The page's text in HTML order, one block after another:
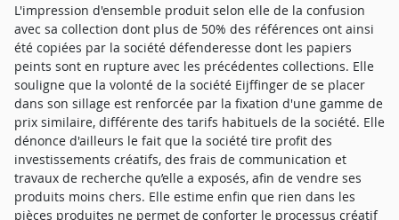
L'impression d'ensemble produit selon elle de la confusion
avec sa collection dont plus de 50% des références ont ainsi
été copiées par la société défenderesse dont les papiers
peints sont en rupture avec les précédentes collections. Elle
souligne que la volonté de la société Eijffinger de se placer
dans son sillage est renforcée par la fixation d'une gamme de
prix similaire, différente des tarifs habituels de la société. Elle
dénonce d'ailleurs le fait que la société tire profit des
investissements créatifs, des frais de communication et
travaux de recherche qu’elle a exposés, afin de vendre ses
produits moins chers. Elle estime enfin que rien dans les
pièces produites ne permet de conforter le processus créatif